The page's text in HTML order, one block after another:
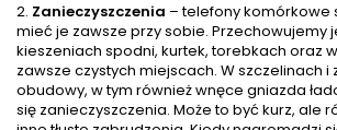
2. Zanieczyszczenia – telefony komórkowe
mieć je zawsze przy sobie. Przechowujemy
kieszeniach spodni, kurtek, torebkach oraz
zawsze czystych miejscach. W szczelinach
obudowy, w tym również wnęce gniazda
się zanieczyszczenia. Może to być kurz, ale